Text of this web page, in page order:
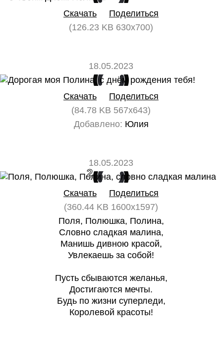
Скачать
Поделиться
(126.23 KB 630x700)
18.05.2023
0 0
Скачать
Поделиться
(84.78 KB 567x643)
Добавлено: Юлия
18.05.2023
2 0
Скачать
Поделиться
(360.44 KB 1600x1597)
Поля, Полюшка, Полина,
Словно сладкая малина,
Манишь дивною красой,
Увлекаешь за собой!
Пусть сбываются желанья,
Достигаются мечты.
Будь по жизни суперледи,
Королевой красоты!